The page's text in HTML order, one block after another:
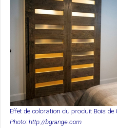
Effet de coloration du produit Bois
Photo: http://bgrange.com